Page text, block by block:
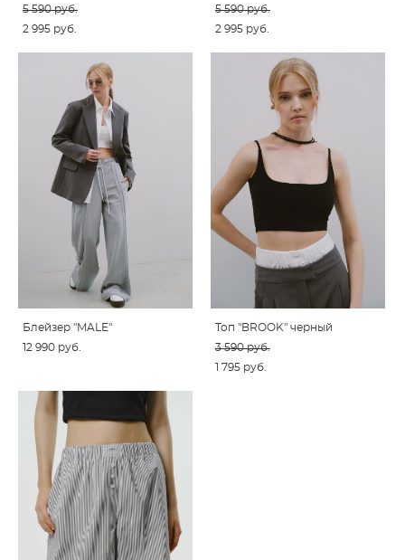
5 590 pуб.
2 995 pуб.
5 590 pуб.
2 995 pуб.
Блейзер "MALE"
12 990 pуб.
Топ "BROOK" черный
3 590 pуб.
1 795 pуб.